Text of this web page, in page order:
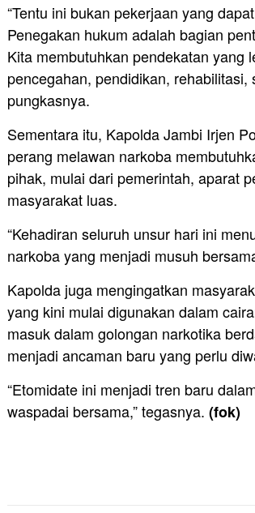
“Tentu ini bukan pekerjaan yang
Penegakan hukum adalah bagian
Kita membutuhkan pendekatan yang
pencegahan, pendidikan,
pungkasnya.
Sementara itu, Kapolda Jambi Irjen
perang melawan narkoba
pihak, mulai dari pemerintah, aparat
masyarakat luas.
“Kehadiran seluruh unsur hari ini
narkoba yang menjadi musuh
Kapolda juga mengingatkan
yang kini mulai digunakan dalam
masuk dalam golongan narkotika
menjadi ancaman baru yang perlu
“Etomidate ini menjadi tren baru
waspadai bersama,” tegasnya. (fok)